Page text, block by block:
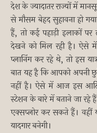
देश के ज्यादातर राज्यों में
से मौसम बेहद सुहावना हो
हैं, तो कई पहाड़ी इलाकों
देखने को मिल रही है। ऐसे
प्लानिंग कर रहे थे, तो इस
बात यह है कि आपको अपनी
नहीं है। ऐसे में आज इस
स्टेशन के बारे में बताने जा रहे
एक्सप्लोर कर सकते हैं।
यादगार बनेगी।